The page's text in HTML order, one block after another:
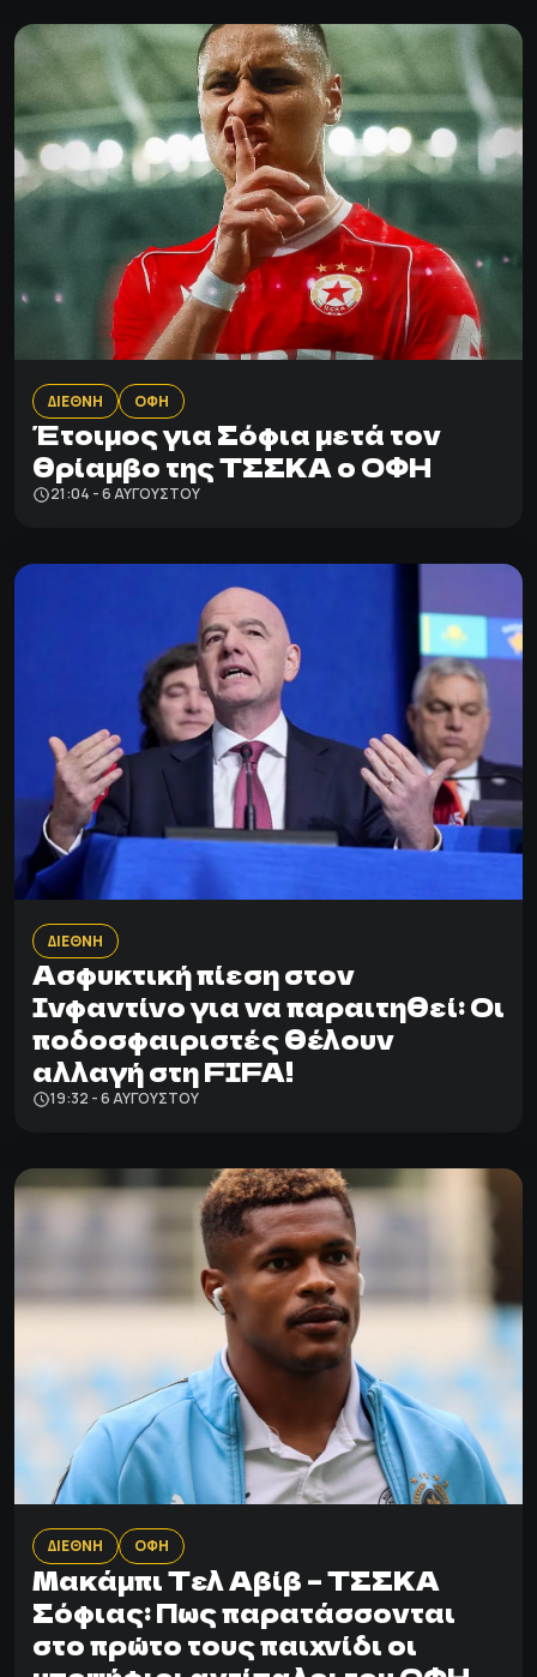
ΔΙΕΘΝΗ ΟΦΗ
Έτοιμος για Σόφια μετά τον
θρίαμβο της ΤΣΣΚΑ ο ΟΦΗ
21:04 - 6 ΑΥΓΟΎΣΤΟΥ
ΔΙΕΘΝΗ
Ασφυκτική πίεση στον
Ινφαντίνο για να παραιτηθεί: Οι
ποδοσφαιριστές θέλουν
αλλαγή στη FIFA!
19:32 - 6 ΑΥΓΟΎΣΤΟΥ
ΔΙΕΘΝΗ ΟΦΗ
Μακάμπι Τελ Αβίβ – ΤΣΣΚΑ
Σόφιας: Πως παρατάσσονται
στο πρώτο τους παιχνίδι οι